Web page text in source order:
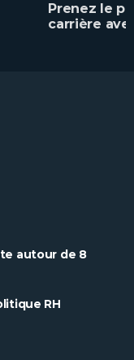
Prenez le
carrière
autour de 8
RH